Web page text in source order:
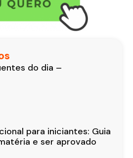
do dia –
para iniciantes: Guia
e ser aprovado